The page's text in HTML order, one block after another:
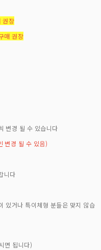
권장
매 권장
변경 될 수 있습니다
변경 될 수 있음)
니다
있거나 특이체형 분들은 맞지 않습
면 됩니다)